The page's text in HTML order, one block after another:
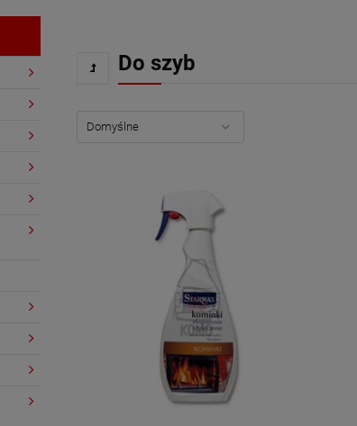
Do szyb